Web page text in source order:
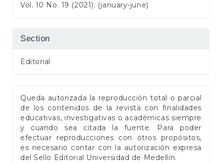
Vol. 10 No. 19 (2021): (january-june)
Section
Editorial
Queda autorizada la reproducción total o parcial
de los contenidos de la revista con finalidades
educativas, investigativas o académicas siempre
y cuando sea citada la fuente. Para poder
efectuar reproducciones con otros propósitos,
es necesario contar con la autorización expresa
del Sello Editorial Universidad de Medellín.